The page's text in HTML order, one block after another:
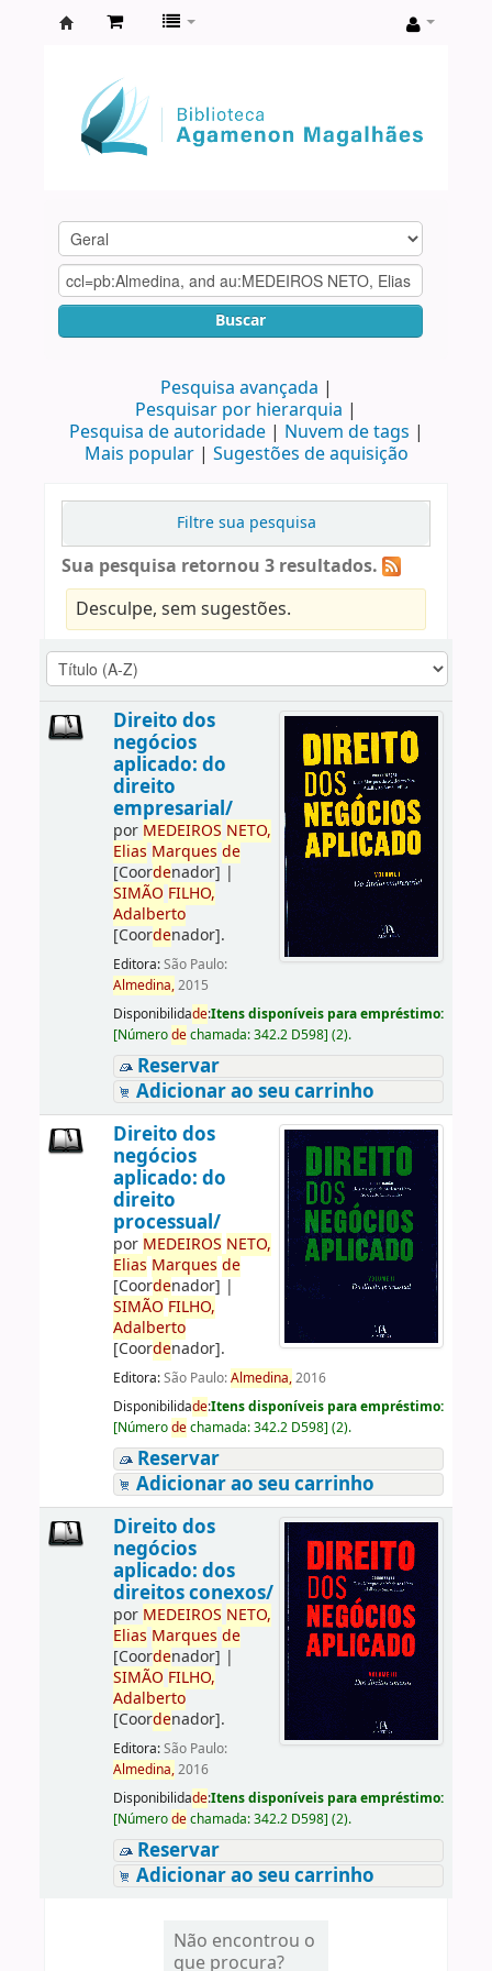
Agamenon
Magalhães
Buscar
Pesquisa avançada
Pesquisar por hierarquia
Pesquisa de autoridade
Nuvem de tags
Mais popular
Sugestões de aquisição
Filtre sua pesquisa
Sua pesquisa retornou 3 resultados.
Desculpe, sem sugestões.
Direito dos
negócios
aplicado: do
direito
empresarial/
por MEDEIROS NETO,
Elias Marques de
[Coordenador] |
SIMÃO FILHO,
Adalberto
[Coordenador].
Editora:São Paulo:
Almedina,2015
Disponibilidade:Itens disponíveis para empréstimo:
[Númerodechamada:342.2 D598] (2).
Reservar
Adicionar ao seu carrinho
Direito dos
negócios
aplicado: do
direito
processual/
por MEDEIROS NETO,
Elias Marques de
[Coordenador] |
SIMÃO FILHO,
Adalberto
[Coordenador].
Editora:São Paulo:Almedina,2016
Disponibilidade:Itens disponíveis para empréstimo:
[Númerodechamada:342.2 D598] (2).
Reservar
Adicionar ao seu carrinho
Direito dos
negócios
aplicado: dos
direitos conexos/
por MEDEIROS NETO,
Elias Marques de
[Coordenador] |
SIMÃO FILHO,
Adalberto
[Coordenador].
Editora:São Paulo:
Almedina,2016
Disponibilidade:Itens disponíveis para empréstimo:
[Númerodechamada:342.2 D598] (2).
Reservar
Adicionar ao seu carrinho
Não encontrou o
que procura?